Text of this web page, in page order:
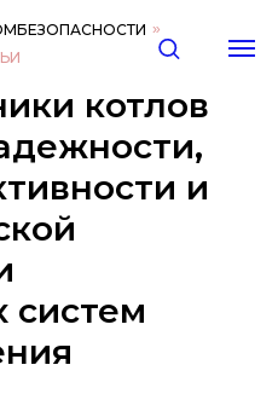
»
котлов
и
систем